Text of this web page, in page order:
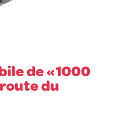
de « 1000
du